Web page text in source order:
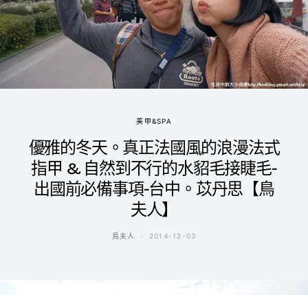
美甲&SPA
優雅的冬天。真正法國風的浪漫法式
指甲 & 自然到不行的水貂毛接睫毛-
出國前必備事項-台中。苡丹思【鳥
夫人】
鳥夫人 2014-12-03